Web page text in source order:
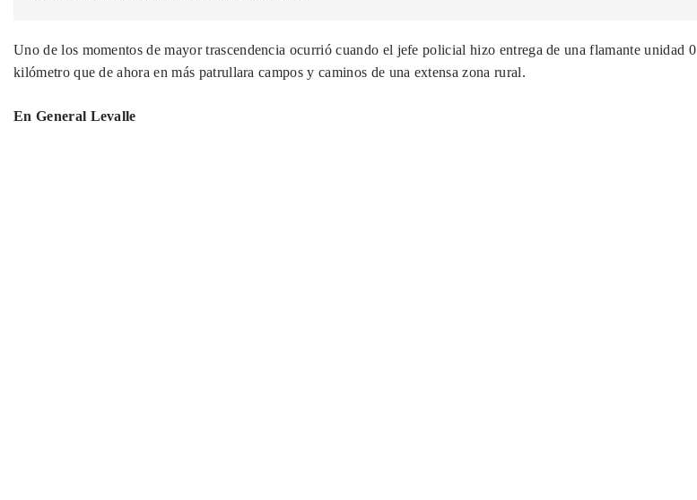
Uno de los momentos de mayor trascendencia ocurrió cuando el jefe policial hizo entrega de una flamante unidad 0
kilómetro que de ahora en más patrullara campos y caminos de una extensa zona rural.
En General Levalle